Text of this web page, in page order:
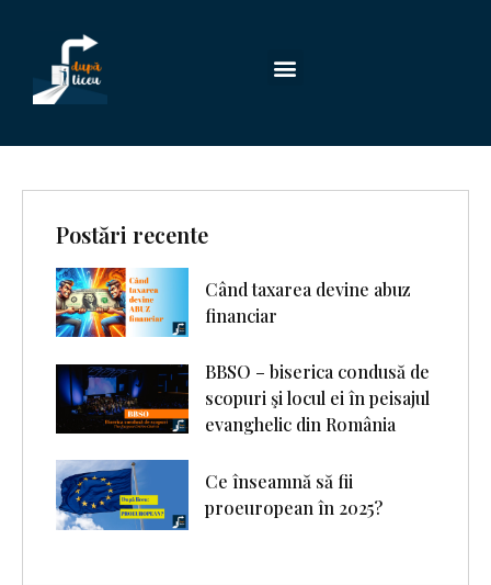
Postări recente
Când taxarea devine abuz
financiar
BBSO – biserica condusă de
scopuri şi locul ei în peisajul
evanghelic din România
Ce înseamnă să fii
proeuropean în 2025?